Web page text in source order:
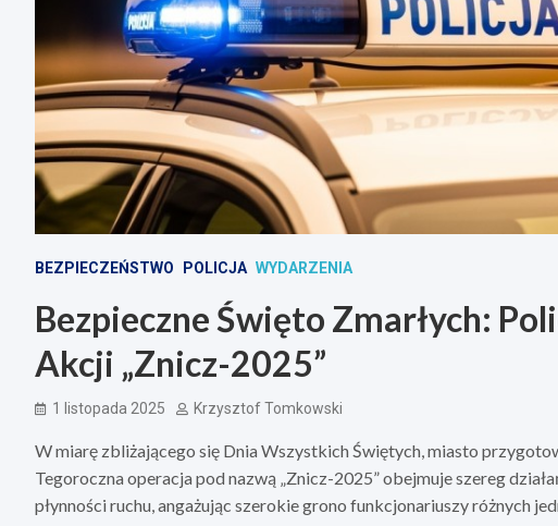
BEZPIECZEŃSTWO POLICJA WYDARZENIA
Bezpieczne Święto Zmarłych:
Akcji „Znicz-2025”
1 listopada 2025 Krzysztof Tomkowski
W miarę zbliżającego się Dnia Wszystkich Świętych, miasto
Tegoroczna operacja pod nazwą „Znicz-2025” obejmuje szereg
płynności ruchu, angażując szerokie grono funkcjonariuszy różnych